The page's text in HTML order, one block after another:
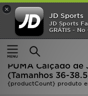
×
JD Sports
JD Sports
GRÁTIS -
Página principal
Criança
Oferta | Criança -
PUMA Calçado de
(Tamanhos 36-
{productCount} produto
INÍCIO
Promoções
NOVIDADES
HOMEM